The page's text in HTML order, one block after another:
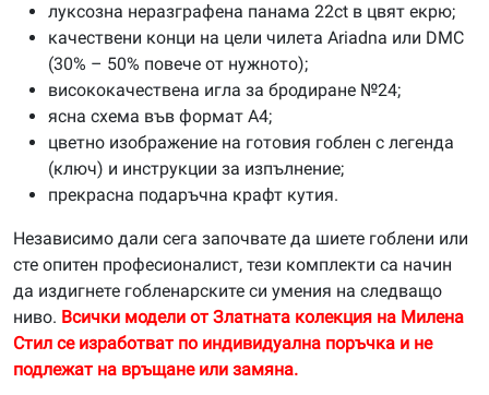
луксозна неразграфена панама 22ct в цвят екрю;
качествени конци на цели чилета Ariadna или DMC
(30% – 50% повече от нужното);
висококачествена игла за бродиране №24;
ясна схема във формат А4;
цветно изображение на готовия гоблен с легенда
(ключ) и инструкции за изпълнение;
прекрасна подаръчна крафт кутия.
Независимо дали сега започвате да шиете гоблени или
сте опитен професионалист, тези комплекти са начин
да издигнете гобленарските си умения на следващо
ниво. Всички модели от Златната колекция на Милена
Стил се изработват по индивидуална поръчка и не
подлежат на връщане или замяна.